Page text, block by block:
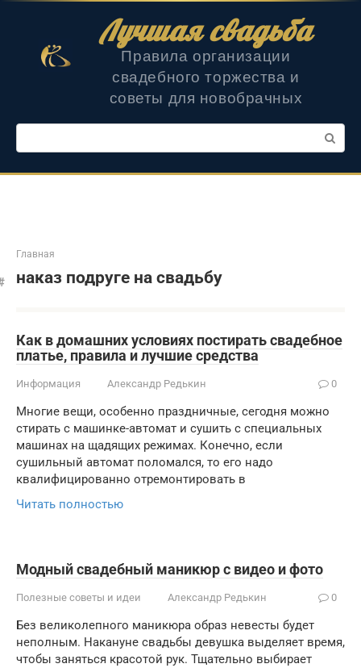
Лучшая свадьба
Правила организации
свадебного торжества и
советы для новобрачных
Поиск:
Главная
наказ подруге на свадьбу
Как в домашних условиях постирать свадебное
платье, правила и лучшие средства
Информация Александр Редькин 0
Многие вещи, особенно праздничные, сегодня можно
стирать с машинке-автомат и сушить с специальных
машинах на щадящих режимах. Конечно, если
сушильный автомат поломался, то его надо
квалифицированно отремонтировать в
Читать полностью
Модный свадебный маникюр с видео и фото
Полезные советы и идеи Александр Редькин 0
Без великолепного маникюра образ невесты будет
неполным. Накануне свадьбы девушка выделяет время,
чтобы заняться красотой рук. Тщательно выбирает